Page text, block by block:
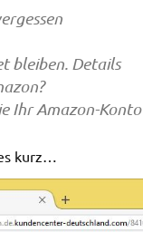
bleiben. Details
Ihr Amazon-Konto
kurz…